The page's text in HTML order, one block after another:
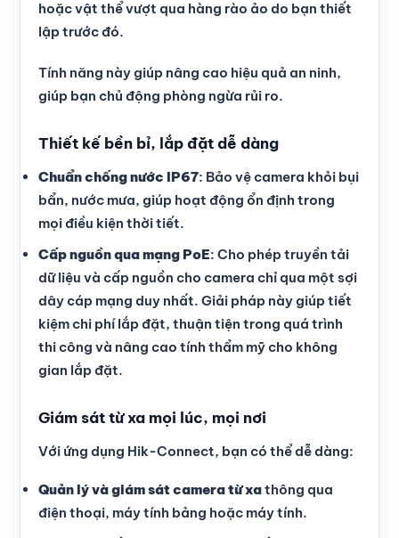
hoặc vật thể vượt qua hàng rào ảo do bạn thiết
lập trước đó.
Tính năng này giúp nâng cao hiệu quả an ninh,
giúp bạn chủ động phòng ngừa rủi ro.
Thiết kế bền bỉ, lắp đặt dễ dàng
Chuẩn chống nước IP67: Bảo vệ camera khỏi bụi
bẩn, nước mưa, giúp hoạt động ổn định trong
mọi điều kiện thời tiết.
Cấp nguồn qua mạng PoE: Cho phép truyền tải
dữ liệu và cấp nguồn cho camera chỉ qua một sợi
dây cáp mạng duy nhất. Giải pháp này giúp tiết
kiệm chi phí lắp đặt, thuận tiện trong quá trình
thi công và nâng cao tính thẩm mỹ cho không
gian lắp đặt.
Giám sát từ xa mọi lúc, mọi nơi
Với ứng dụng Hik-Connect, bạn có thể dễ dàng:
Quản lý và giám sát camera từ xathông qua
điện thoại, máy tính bảng hoặc máy tính.